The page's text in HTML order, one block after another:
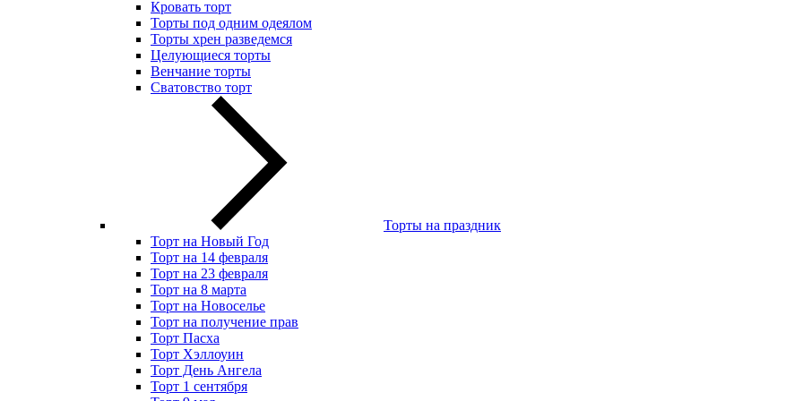
Кровать торт
Торты под одним одеялом
Торты хрен разведемся
Целующиеся торты
Венчание торты
Сватовство торт
Торты на праздник
Торт на Новый Год
Торт на 14 февраля
Торт на 23 февраля
Торт на 8 марта
Торт на Новоселье
Торт на получение прав
Торт Пасха
Торт Хэллоуин
Торт День Ангела
Торт 1 сентября